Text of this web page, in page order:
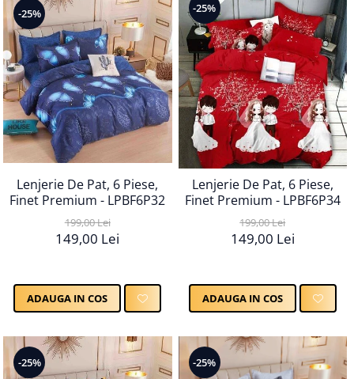
-25%
Lenjerie De Pat, 6 Piese,
Finet Premium - LPBF6P32
199,00 Lei
149,00 Lei
ADAUGA IN COS
-25%
Lenjerie De Pat, 6 Piese,
Finet Premium - LPBF6P34
199,00 Lei
149,00 Lei
ADAUGA IN COS
-25% -25%